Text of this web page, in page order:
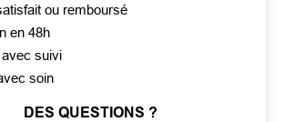
ou remboursé
en 48h
suivi
soin
DES QUESTIONS ?